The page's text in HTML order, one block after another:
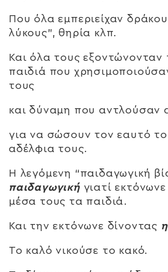
Που όλα εμπεριείχαν
λύκους”, θηρία κλπ.
Και όλα τους εξοντώνονταν
παιδιά που
τους
και δύναμη που αντλούσαν
για να σώσουν τον εαυτό
αδέλφια τους.
Η λεγόμενη “παιδαγωγική
παιδαγωγικήγιατί
μέσα τους τα παιδιά.
Και την εκτόνωνε δίνοντας
Το καλό νικούσε το κακό.